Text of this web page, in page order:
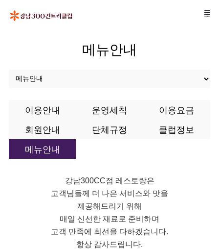
메뉴안내
이용안내 운영세칙
이용요금
회원안내
단체규정
클럽정보
메뉴안내
강남300CC점 레스토랑은
고객님들께 더 나은 서비스와 맛을
제공해드리기 위해
매일 신선한 재료로 준비하며
고객 만족에 최선을 다하겠습니다.
항상 감사드립니다.